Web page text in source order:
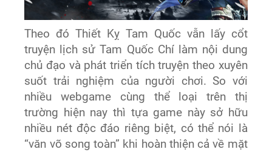
Theo đó Thiết Kỵ Tam Quốc vẫn lấy cổt
truyện lịch sử Tam Quốc Chí làm nội dung
chủ đạo và phát triển tích truyện theo xuyên
suốt trải nghiệm của người chơi. So với
nhiều webgame cùng thể loại trên thị
trường hiện nay thì tựa game này sở hữu
nhiều nét độc đáo riêng biệt, có thể nói là
“văn võ song toàn” khi hoàn thiện cả về mặt